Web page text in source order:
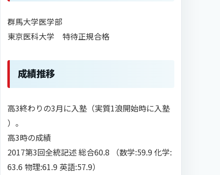
群馬大学医学部
東京医科大学 特待正規合格
成績推移
高3終わりの3月に入塾（実質1浪開始時に入塾
）。
高3時の成績
2017第3回全統記述 総合60.8 （数学:59.9 化学:
63.6 物理:61.9 英語:57.9）